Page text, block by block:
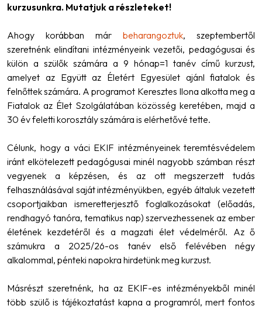
kurzusunkra. Mutatjuk a részleteket!
Ahogy korábban már beharangoztuk, szeptembertől
szeretnénk elindítani intézményeink vezetői, pedagógusai és
külön a szülők számára a 9 hónap=1 tanév című kurzust,
amelyet az Együtt az Életért Egyesület ajánl fiatalok és
felnőttek számára. A programot Keresztes Ilona alkotta meg a
Fiatalok az Élet Szolgálatában közösség keretében, majd a
30 év feletti korosztály számára is elérhetővé tette.
Célunk, hogy a váci EKIF intézményeinek teremtésvédelem
iránt elkötelezett pedagógusai minél nagyobb számban részt
vegyenek a képzésen, és az ott megszerzett tudás
felhasználásával saját intézményükben, egyéb általuk vezetett
csoportjaikban ismeretterjesztő foglalkozásokat (előadás,
rendhagyó tanóra, tematikus nap) szervezhessenek az ember
életének kezdetéről és a magzati élet védelméről. Az ő
számukra a 2025/26-os tanév első felévében négy
alkalommal, pénteki napokra hirdetünk meg kurzust.
Másrészt szeretnénk, ha az EKIF-es intézményekből minél
több szülő is tájékoztatást kapna a programról, mert fontos